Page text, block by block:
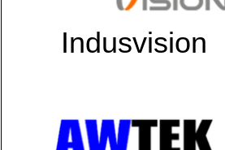
Indusvision